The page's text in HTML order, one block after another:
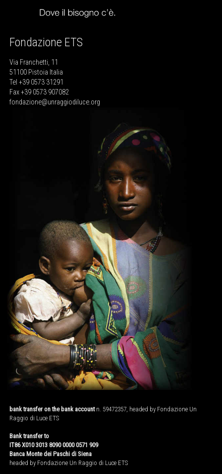
Fondazione ETS
Via Franchetti, 11
51100 Pistoia Italia
Tel +39 0573 31291
Fax +39 0573 907082
fondazione@unraggiodiluce.org
bank transfer on the bank accountn. 59472357, headed by Fondazione Un
Raggio di Luce ETS
Bank transfer to
IT86 X010 3013 8090 0000 0571 909
Banca Monte dei Paschi di Siena
headed by Fondazione Un Raggio di Luce ETS